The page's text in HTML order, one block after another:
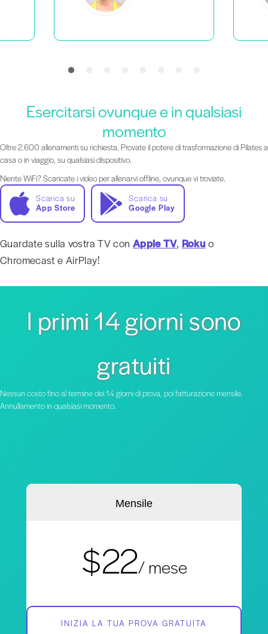
Esercitarsi ovunque e in qualsiasi
momento
Oltre 2.600 allenamenti su richiesta. Provate il potere di trasformazione di Pilates a
casa o in viaggio, su qualsiasi dispositivo.
Niente WiFi? Scaricate i video per allenarvi offline, ovunque vi troviate.
Scarica su
App Store
Scarica su
Google Play
Guardate sulla vostra TV con Apple TV, Roku o
Chromecast e AirPlay!
I primi 14 giorni sono
gratuiti
Nessun costo fino al termine dei 14 giorni di prova, poi fatturazione mensile.
Annullamento in qualsiasi momento.
Mensile
$22/ mese
INIZIA LA TUA PROVA GRATUITA